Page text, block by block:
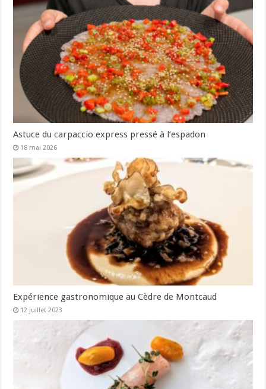
Astuce du carpaccio express pressé à l’espadon
18 mai 2026
Expérience gastronomique au Cèdre de Montcaud
12 juillet 2023